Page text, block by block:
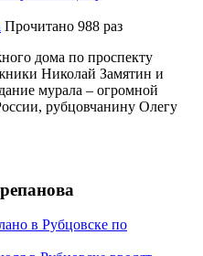
Прочитано 988 раз
дома по проспекту
Николай Замятин и
мурала – огромной
рубцовчанину Олегу
в Рубцовске по